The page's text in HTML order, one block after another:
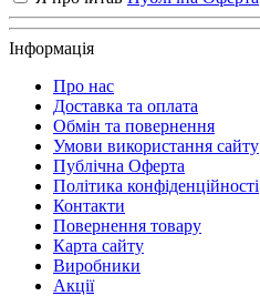
Інформація
Про нас
Доставка та оплата
Обмін та повернення
Умови використання сайту
Публічна Оферта
Політика конфіденційності
Контакти
Повернення товару
Карта сайту
Виробники
Акції